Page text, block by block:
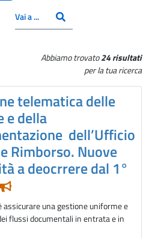
Vai a ...Inserisci il numero pagina
CERCA
Abbiamo trovato24 risultati
per la tua ricerca
telematica delle
e della
dell’Ufficio
Rimborso. Nuove
a deocrrere dal 1°
Notizia in evidenza
assicurare una gestione uniforme e
flussi documentali in entrata e in